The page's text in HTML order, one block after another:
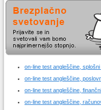
on-line test angleščine, splošni
on-line test angleščine,
on-line test angleščine,
on-line test angleščine,